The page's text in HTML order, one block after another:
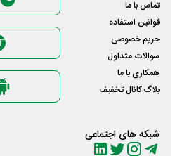
تماس با ما
قوانین استفاده
حریم خصوصی
سوالات متداول
همکاری با ما
بلاگ کانال تخفیف
شبکه های اجتماعی